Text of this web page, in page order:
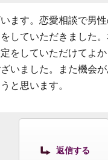
ます。恋愛相談で男
していただきました
をしていただけてよ
いました。また機会
と思います。
返信する